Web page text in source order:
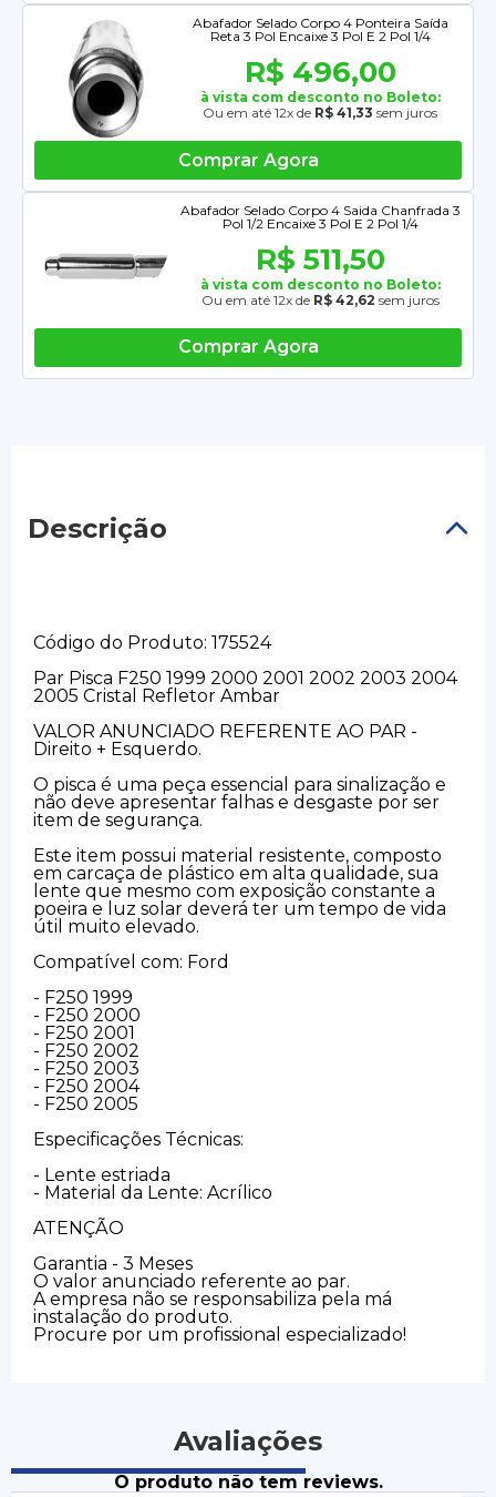
Abafador Selado Corpo 4 Ponteira Saída
Reta 3 Pol Encaixe 3 Pol E 2 Pol 1/4
R$ 496,00
à vista com desconto no Boleto:
Ou em até 12x de R$ 41,33 sem juros
Comprar Agora
Abafador Selado Corpo 4 Saida Chanfrada 3
Pol 1/2 Encaixe 3 Pol E 2 Pol 1/4
R$ 511,50
à vista com desconto no Boleto:
Ou em até 12x de R$ 42,62 sem juros
Comprar Agora
Descrição
Código do Produto: 175524
Par Pisca F250 1999 2000 2001 2002 2003 2004
2005 Cristal Refletor Ambar
VALOR ANUNCIADO REFERENTE AO PAR -
Direito + Esquerdo.
O pisca é uma peça essencial para sinalização e
não deve apresentar falhas e desgaste por ser
item de segurança.
Este item possui material resistente, composto
em carcaça de plástico em alta qualidade, sua
lente que mesmo com exposição constante a
poeira e luz solar deverá ter um tempo de vida
útil muito elevado.
Compatível com: Ford
- F250 1999
- F250 2000
- F250 2001
- F250 2002
- F250 2003
- F250 2004
- F250 2005
Especificações Técnicas:
- Lente estriada
- Material da Lente: Acrílico
ATENÇÃO
Garantia - 3 Meses
O valor anunciado referente ao par.
A empresa não se responsabiliza pela má
instalação do produto.
Procure por um profissional especializado!
Avaliações
O produto não tem reviews.